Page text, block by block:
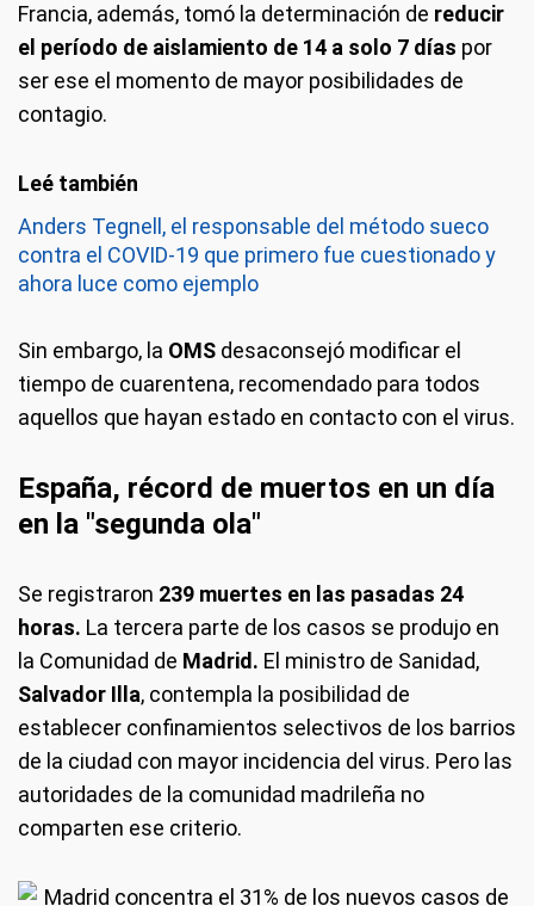
Francia, además, tomó la determinación de reducir
el período de aislamiento de 14 a solo 7 días por
ser ese el momento de mayor posibilidades de
contagio.
Anders Tegnell, el responsable del método sueco
contra el COVID-19 que primero fue cuestionado y
ahora luce como ejemplo
Sin embargo, la OMS desaconsejó modificar el
tiempo de cuarentena, recomendado para todos
aquellos que hayan estado en contacto con el virus.
España, récord de muertos en un día
en la "segunda ola"
Se registraron 239 muertes en las pasadas 24
horas. La tercera parte de los casos se produjo en
la Comunidad de Madrid. El ministro de Sanidad,
Salvador Illa, contempla la posibilidad de
establecer confinamientos selectivos de los barrios
de la ciudad con mayor incidencia del virus. Pero las
autoridades de la comunidad madrileña no
comparten ese criterio.